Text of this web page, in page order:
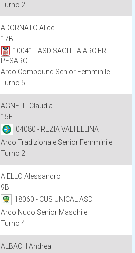
Turno 2
ADORNATO Alice
17B
10041 - ASD SAGITTA ARCIERI
PESARO
Arco Compound Senior Femminile
Turno 5
AGNELLI Claudia
15F
04080 - REZIA VALTELLINA
Arco Tradizionale Senior Femminile
Turno 2
AIELLO Alessandro
9B
18060 - CUS UNICAL ASD
Arco Nudo Senior Maschile
Turno 4
ALBACH Andrea